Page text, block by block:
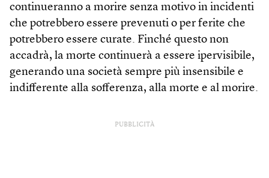
continueranno a morire senza motivo in incidenti
che potrebbero essere prevenuti o per ferite che
potrebbero essere curate. Finché questo non
accadrà, la morte continuerà a essere ipervisibile,
generando una società sempre più insensibile e
indifferente alla sofferenza, alla morte e al morire.
PUBBLICITÀ